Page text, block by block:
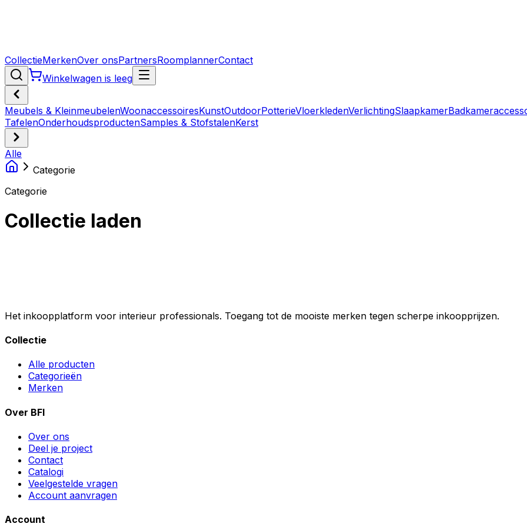
CollectieMerkenOver onsPartnersRoomplannerContact
Winkelwagen is leeg
Meubels & KleinmeubelenWoonaccessoiresKunstOutdoorPotterieVloerkledenVerlichtingSlaapkamer
TafelenOnderhoudsproductenSamples & StofstalenKerst
Alle
Categorie
Categorie
Collectie laden
Het inkoopplatform voor interieur professionals. Toegang tot de mooiste merken tegen scherpe inkoopprijzen.
Collectie
Alle producten
Categorieën
Merken
Over BFI
Over ons
Deel je project
Contact
Catalogi
Veelgestelde vragen
Account aanvragen
Account